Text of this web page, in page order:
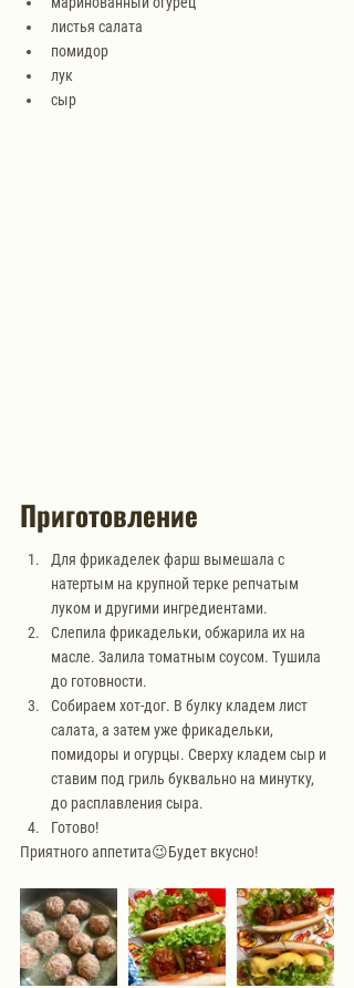
листья салата
помидор
лук
сыр
Приготовление
Для фрикаделек фарш вымешала с
натертым на крупной терке репчатым
луком и другими ингредиентами.
Слепила фрикадельки, обжарила их на
масле. Залила томатным соусом. Тушила
до готовности.
Собираем хот-дог. В булку кладем лист
салата, а затем уже фрикадельки,
помидоры и огурцы. Сверху кладем сыр и
ставим под гриль буквально на минутку,
до расплавления сыра.
Готово!
Приятного аппетита😉Будет вкусно!